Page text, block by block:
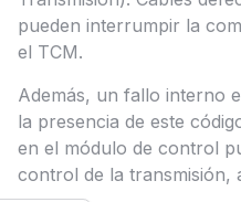
pueden interrumpir la
el TCM.
Además, un fallo interno
la presencia de este
en el módulo de control
control de la transmisión,